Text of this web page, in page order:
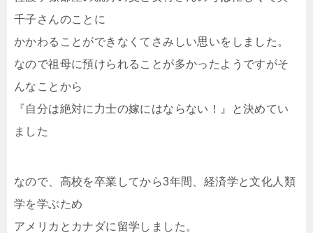
千子さんのことに
かかわることができなくてさみしい思いをしました。
なので祖母に預けられることが多かったようですがそ
んなことから
『自分は絶対に力士の嫁にはならない！』と決めてい
ました
なので、高校を卒業してから3年間、経済学と文化人類
学を学ぶため
アメリカとカナダに留学しました。